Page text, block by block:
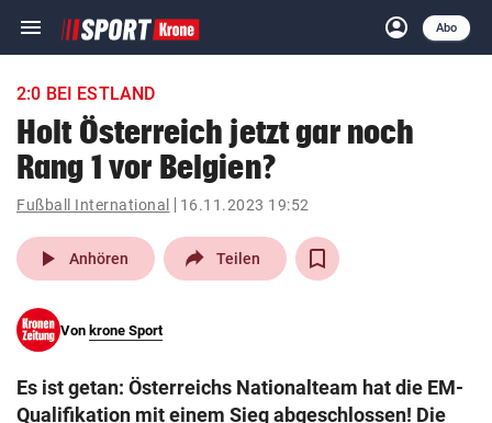
menu Navigation
ein-/ausklappen
account_circle
Anmelden
Abo
close Schließen
account_circle Anmelden
pin_drop
Wien arrow_right
search
eingeben
2:0 BEI ESTLAND
Holt Österreich jetzt gar noch
Rang 1 vor Belgien?
Fußball International 16.11.2023 19:52
play_arrow Anhören Teilen
Von krone Sport
Es ist getan: Österreichs Nationalteam hat die EM-
Qualifikation mit einem Sieg abgeschlossen! Die